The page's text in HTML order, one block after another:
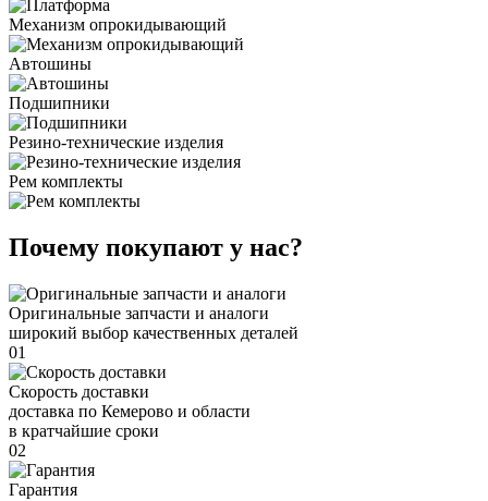
Механизм опрокидывающий
Автошины
Подшипники
Резино-технические изделия
Рем комплекты
Почему покупают у нас?
Оригинальные запчасти и аналоги
широкий выбор качественных деталей
01
Скорость доставки
доставка по Кемерово и области
в кратчайшие сроки
02
Гарантия